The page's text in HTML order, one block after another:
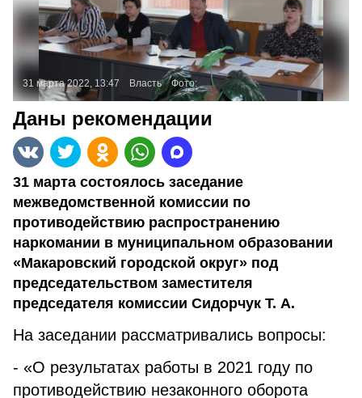
31 марта 2022, 13:47 Власть Фото:
Даны рекомендации
31 марта состоялось заседание
межведомственной комиссии по
противодействию распространению
наркомании в муниципальном образовании
«Макаровский городской округ» под
председательством заместителя
председателя комиссии Сидорчук Т. А.
На заседании рассматривались вопросы:
- «О результатах работы в 2021 году по
противодействию незаконного оборота